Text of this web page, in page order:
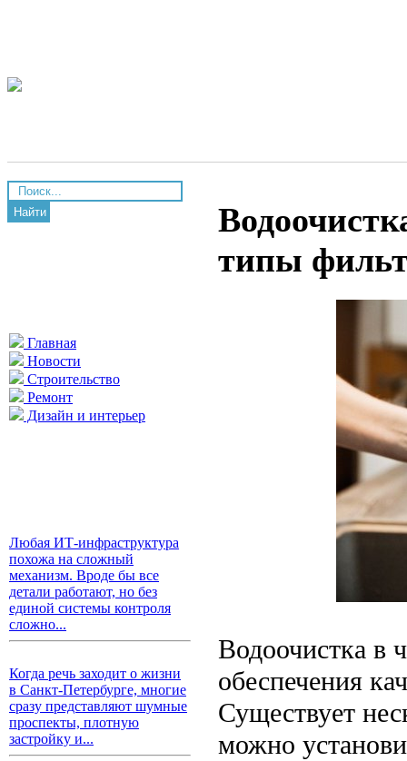
Найти
Главная
Новости
Строительство
Ремонт
Дизайн и интерьер
Любая ИТ-инфраструктура
похожа на сложный
механизм. Вроде бы все
детали работают, но без
единой системы контроля
сложно...
Когда речь заходит о жизни
в Санкт-Петербурге, многие
сразу представляют шумные
проспекты, плотную
застройку и...
типы
Водоочистка в
обеспечения
Существует
можно